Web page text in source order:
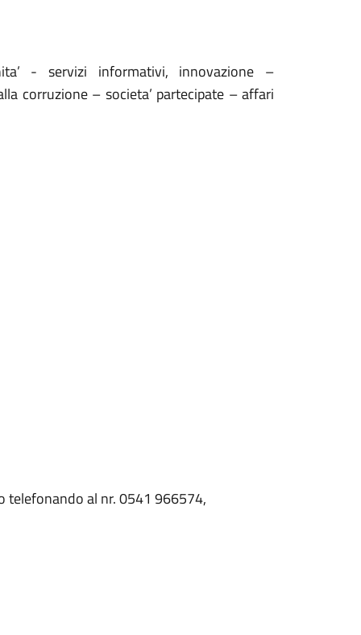
- servizi informativi, innovazione –
corruzione – societa’ partecipate – affari
telefonando al nr. 0541 966574,